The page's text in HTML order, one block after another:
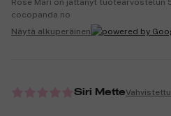
Rose Mari on jättänyt tuotearvostelun
cocopanda.no
Näytä alkuperäinen
Siri Mette